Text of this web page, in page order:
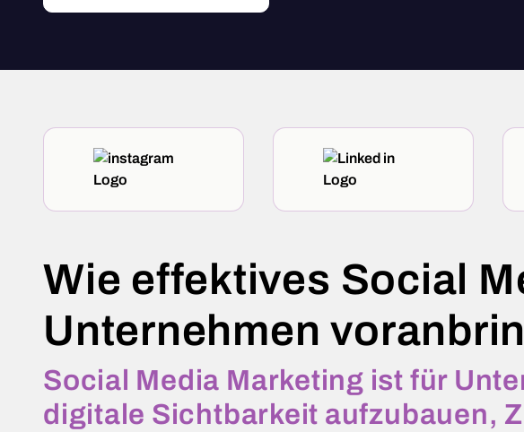
Wie effektives Social
Unternehmen
Social Media Marketing ist für
digitale Sichtbarkeit aufzubauen,